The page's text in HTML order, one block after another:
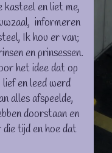
kasteel en liet me,
informeren
Ik hou er van;
en prinsessen.
het idee dat op
en leed werd
alles afspeelde,
doorstaan en
tijd en hoe dat